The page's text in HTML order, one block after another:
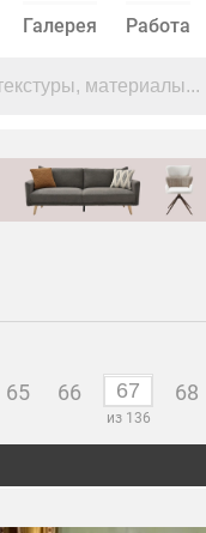
Галерея Работа
65 66
из 136
68